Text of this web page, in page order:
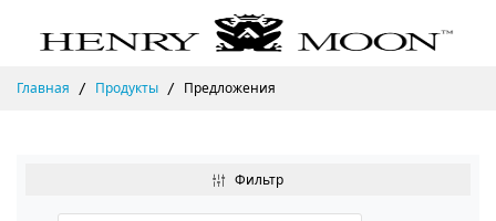
Главная Продукты Предложения
Фильтр